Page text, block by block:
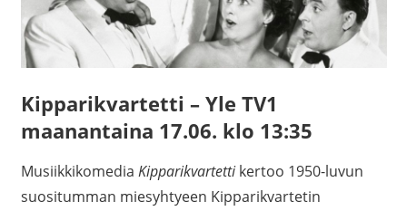
Kipparikvartetti – Yle TV1
maanantaina 17.06. klo 13:35
Musiikkikomedia Kipparikvartettikertoo 1950-luvun
suositumman miesyhtyeen Kipparikvartetin